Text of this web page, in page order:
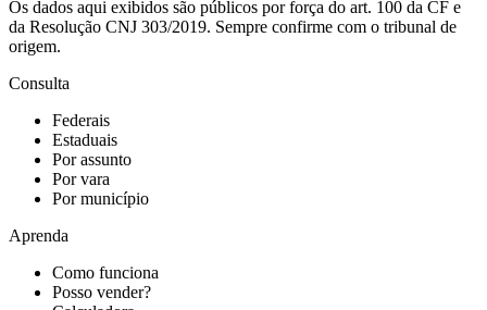
Os dados aqui exibidos são públicos por força do art. 100 da CF e
da Resolução CNJ 303/2019. Sempre confirme com o tribunal de
origem.
Consulta
Federais
Estaduais
Por assunto
Por vara
Por município
Aprenda
Como funciona
Posso vender?